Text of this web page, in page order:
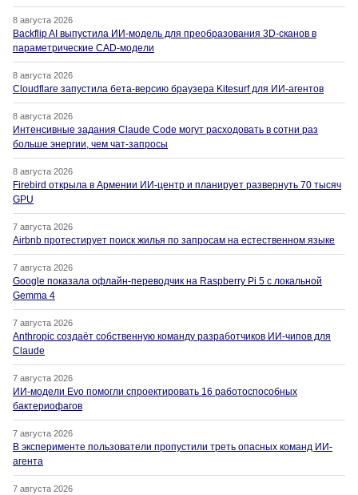
8 августа 2026
Backflip AI выпустила ИИ-модель для преобразования 3D-сканов в
параметрические CAD-модели
8 августа 2026
Cloudflare запустила бета-версию браузера Kitesurf для ИИ-агентов
8 августа 2026
Интенсивные задания Claude Code могут расходовать в сотни раз
больше энергии, чем чат-запросы
8 августа 2026
Firebird открыла в Армении ИИ-центр и планирует развернуть 70 тысяч
GPU
7 августа 2026
Airbnb протестирует поиск жилья по запросам на естественном языке
7 августа 2026
Google показала офлайн-переводчик на Raspberry Pi 5 с локальной
Gemma 4
7 августа 2026
Anthropic создаёт собственную команду разработчиков ИИ-чипов для
Claude
7 августа 2026
ИИ-модели Evo помогли спроектировать 16 работоспособных
бактериофагов
7 августа 2026
В эксперименте пользователи пропустили треть опасных команд ИИ-
агента
7 августа 2026